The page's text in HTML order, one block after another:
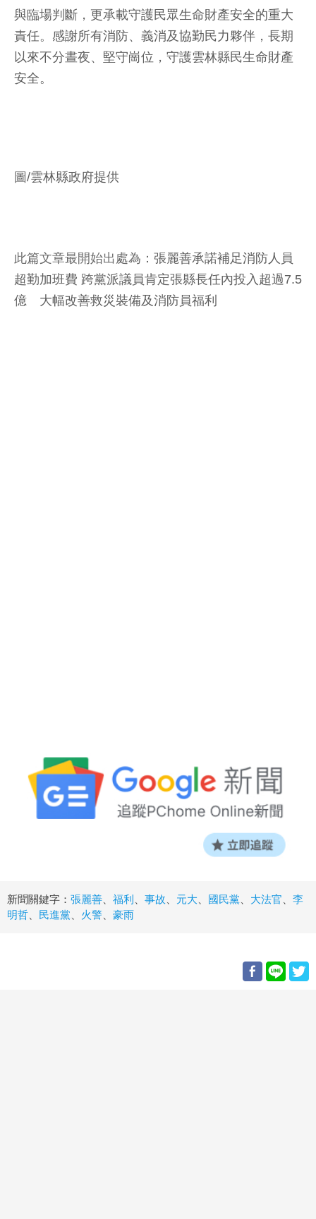
與臨場判斷，更承載守護民眾生命財產安全的重大
責任。感謝所有消防、義消及協勤民力夥伴，長期
以來不分晝夜、堅守崗位，守護雲林縣民生命財產
安全。
圖/雲林縣政府提供
此篇文章最開始出處為： 張麗善承諾補足消防人員
超勤加班費 跨黨派議員肯定張縣長任內投入超過7.5
億 大幅改善救災裝備及消防員福利
新聞關鍵字： 張麗善 福利 事故 元大 國民黨 大法官
李
明哲
民進黨 火警 豪雨